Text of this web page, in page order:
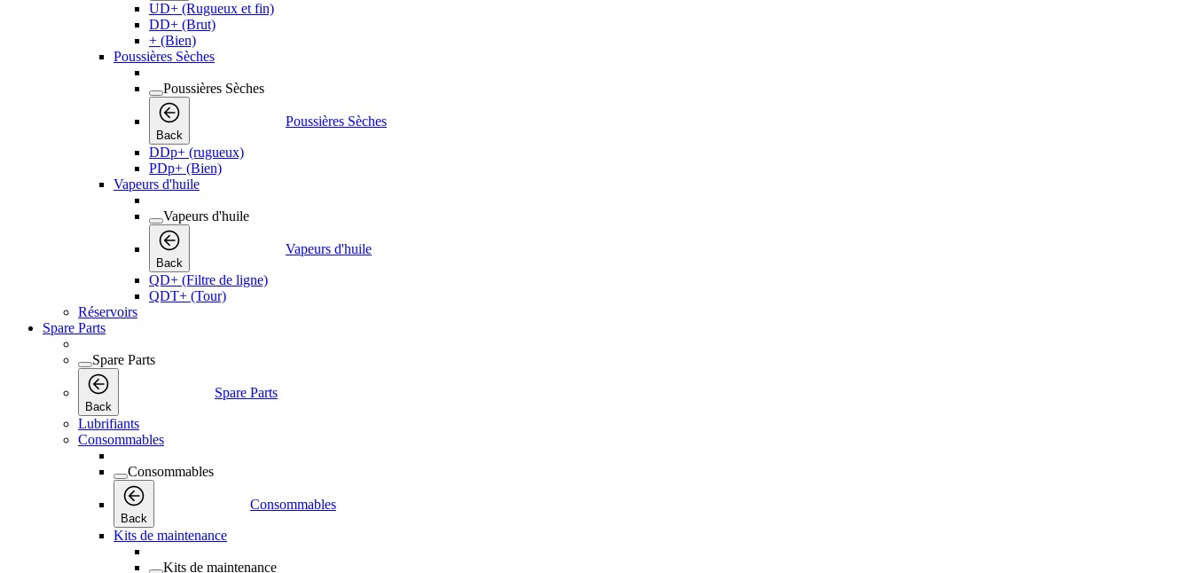
UD+ (Rugueux et fin)
DD+ (Brut)
+ (Bien)
Poussières Sèches
Poussières Sèches
Back
Poussières Sèches
DDp+ (rugueux)
PDp+ (Bien)
Vapeurs d'huile
Vapeurs d'huile
Back
Vapeurs d'huile
QD+ (Filtre de ligne)
QDT+ (Tour)
Réservoirs
Spare Parts
Spare Parts
Back
Spare Parts
Lubrifiants
Consommables
Consommables
Back
Consommables
Kits de maintenance
Kits de maintenance